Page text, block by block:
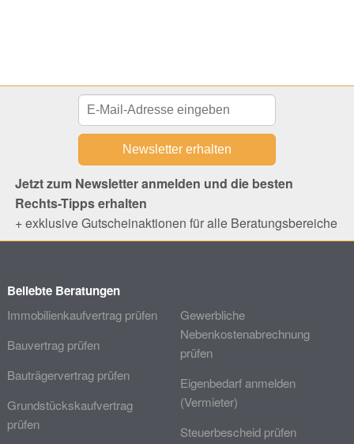
Jetzt zum Newsletter anmelden und die besten
Rechts-Tipps erhalten
+ exklusive Gutscheinaktionen für alle Beratungsbereiche
Beliebte Beratungen
Immobilienkaufvertrag prüfen
Bauvertrag prüfen
Bauträgervertrag prüfen
Grundstückskaufvertrag
prüfen
Gewerbliche
Nebenkostenabrechnung
prüfen
Eigenbedarf anmelden
(Vermieter)
Steuerbescheid prüfen